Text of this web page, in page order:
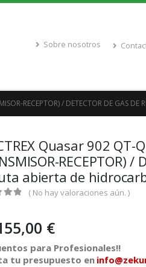
Sobre nosotros
RECEPTOR) / DETECTOR DE GAS DE
Quasar 902 QT-
RECEPTOR)
abierta de
( No hay valoraciones aún. )
€
para Profesionales!!
tu presupuesto en